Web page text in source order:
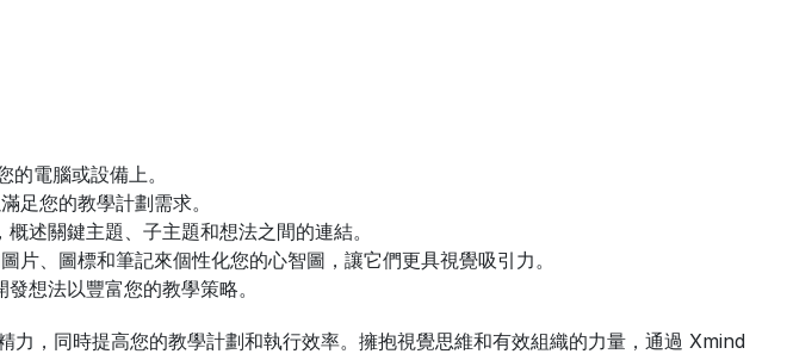
的電腦或設備上。
滿足您的教學計劃需求。
，概述關鍵主題、子主題和想法之間的連結。
片、圖標和筆記來個性化您的心智圖，讓它們更具視覺吸引力。
想法以豐富您的教學策略。
，同時提高您的教學計劃和執行效率。擁抱視覺思維和有效組織的力量，通過 Xmind